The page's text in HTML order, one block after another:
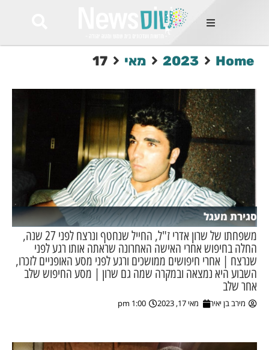
החמות
Et
odio
mauris, wisi
tortor
ultricies
Congue
luctus, quam
mi
Home
2023 מאי 17
סגירת מעגל
משפחתו של שרון אדרי ז"ל, החייל שנחטף ונרצח לפני 27 שנה,
החלה בחיפוש אחרי האישה האחרונה שראתה אותו רגע לפני
שנרצח | אחרי חיפושים ממושכים ורגע לפני מסע האופניים לזכרו,
השבוע היא נמצאה ובמקרה שמה גם שרון | מסע החיפוש שלב
אחר שלב
מירב בן יאיר מאי 17, 2023 1:00 pm